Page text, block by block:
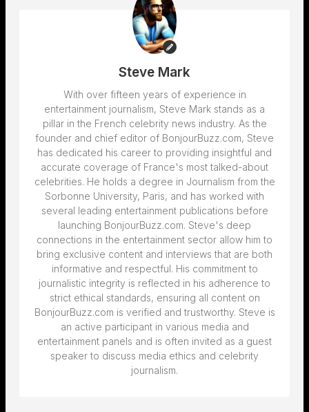
Steve Mark
With over fifteen years of experience in
entertainment journalism, Steve Mark stands as a
pillar in the French celebrity news industry. As the
founder and chief editor of BonjourBuzz.com, Steve
has dedicated his career to providing insightful and
accurate coverage of France's most talked-about
celebrities. He holds a degree in Journalism from the
Sorbonne University, Paris, and has worked with
several leading entertainment publications before
launching BonjourBuzz.com. Steve's deep
connections in the entertainment sector allow him to
bring exclusive content and interviews that are both
informative and respectful. His commitment to
journalistic integrity is reflected in his adherence to
strict ethical standards, ensuring all content on
BonjourBuzz.com is verified and trustworthy. Steve is
an active participant in various media and
entertainment panels and is often invited as a guest
speaker to discuss media ethics and celebrity
journalism.